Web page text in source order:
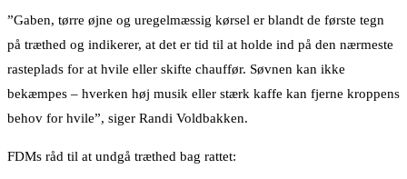
”Gaben, tørre øjne og uregelmæssig kørsel er blandt de første tegn
på træthed og indikerer, at det er tid til at holde ind på den nærmeste
rasteplads for at hvile eller skifte chauffør. Søvnen kan ikke
bekæmpes – hverken høj musik eller stærk kaffe kan fjerne kroppens
behov for hvile”, siger Randi Voldbakken.
FDMs råd til at undgå træthed bag rattet: